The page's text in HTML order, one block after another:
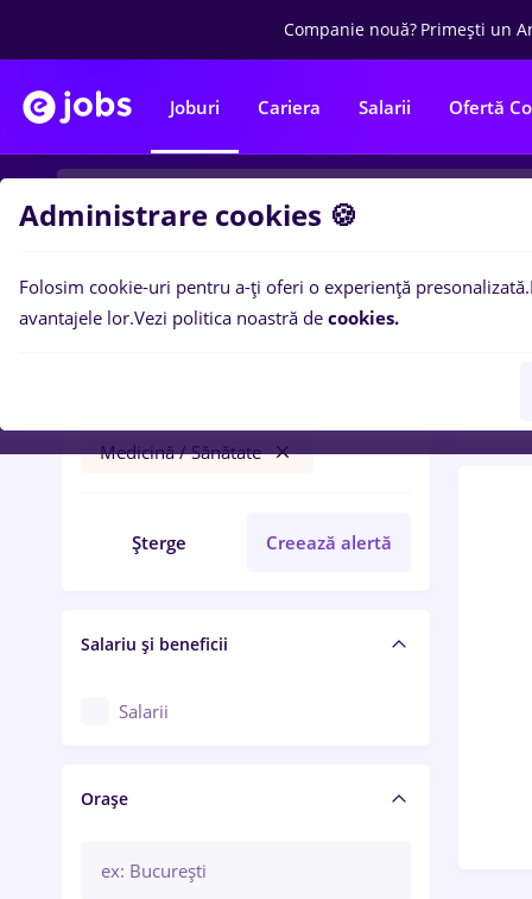
Companie nouă? Primești un
Joburi Cariera Salarii Ofertă
Filtre
Medicină / Sănătate
Șterge Creează alertă
Salariu și beneficii
Salarii
Orașe
0
Administrare cookies 🍪
Folosim cookie-uri pentru a-ți oferi o experiență presonalizată.
avantajele lor.Vezi politica noastră de cookies.